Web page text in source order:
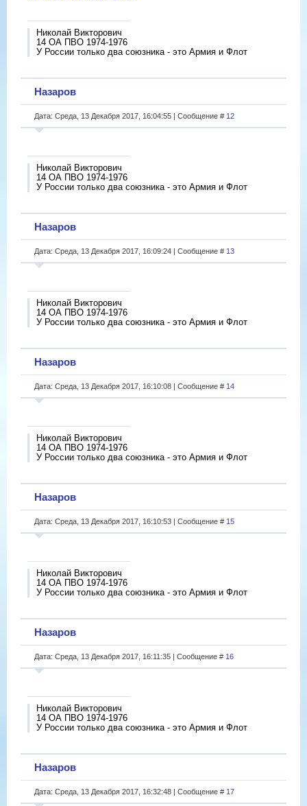
Николай Викторович
14 ОА ПВО 1974-1976
У России только два союзника - это Армия и Флот
Назаров
Дата: Среда, 13 Декабря 2017, 16:04:55 | Сообщение # 12
Николай Викторович
14 ОА ПВО 1974-1976
У России только два союзника - это Армия и Флот
Назаров
Дата: Среда, 13 Декабря 2017, 16:09:24 | Сообщение # 13
Николай Викторович
14 ОА ПВО 1974-1976
У России только два союзника - это Армия и Флот
Назаров
Дата: Среда, 13 Декабря 2017, 16:10:08 | Сообщение # 14
Николай Викторович
14 ОА ПВО 1974-1976
У России только два союзника - это Армия и Флот
Назаров
Дата: Среда, 13 Декабря 2017, 16:10:53 | Сообщение # 15
Николай Викторович
14 ОА ПВО 1974-1976
У России только два союзника - это Армия и Флот
Назаров
Дата: Среда, 13 Декабря 2017, 16:11:35 | Сообщение # 16
Николай Викторович
14 ОА ПВО 1974-1976
У России только два союзника - это Армия и Флот
Назаров
Дата: Среда, 13 Декабря 2017, 16:32:48 | Сообщение # 17